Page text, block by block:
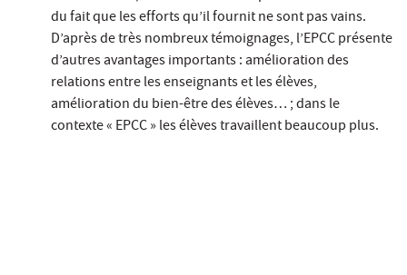
du fait que les efforts qu’il fournit ne sont pas vains.
D’après de très nombreux témoignages, l’EPCC présente
d’autres avantages importants : amélioration des
relations entre les enseignants et les élèves,
amélioration du bien-être des élèves… ; dans le
contexte « EPCC » les élèves travaillent beaucoup plus.